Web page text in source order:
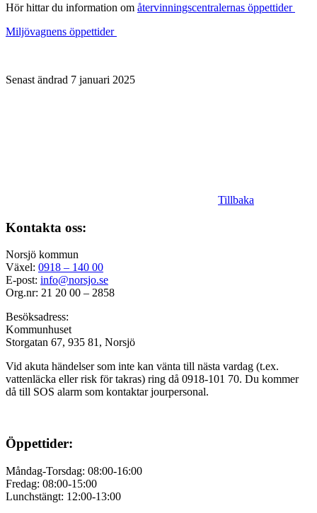
Hör hittar du information om återvinningscentralernas öppettider
Miljövagnens öppettider
Senast ändrad 7 januari 2025
Tillbaka
Kontakta oss:
Norsjö kommun
Växel: 0918 – 140 00
E-post: info@norsjo.se
Org.nr: 21 20 00 – 2858
Besöksadress:
Kommunhuset
Storgatan 67, 935 81, Norsjö
Vid akuta händelser som inte kan vänta till nästa vardag (t.ex.
vattenläcka ellerrisk för takras) ring då 0918-101 70. Du kommer
då till SOS alarm som kontaktar jourpersonal.
Öppettider:
Måndag-Torsdag: 08:00-16:00
Fredag: 08:00-15:00
Lunchstängt: 12:00-13:00